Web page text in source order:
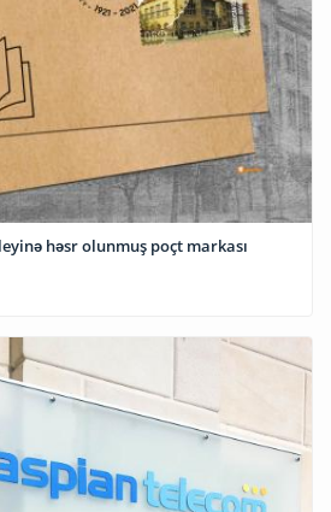
həsr olunmuş poçt markası